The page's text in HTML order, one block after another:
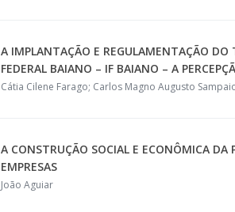
A IMPLANTAÇÃO E REGULAMENTAÇÃO
FEDERAL BAIANO – IF BAIANO – A
Cátia Cilene Farago; Carlos Magno Augusto
A CONSTRUÇÃO SOCIAL E ECONÔMICA DA
EMPRESAS
João Aguiar